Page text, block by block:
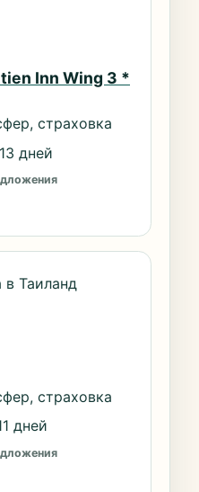
Inn Wing 3 *
страховка
дней
в Таиланд
страховка
дней